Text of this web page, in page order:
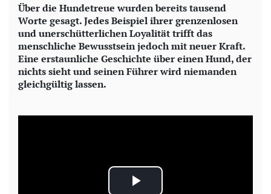
Über die Hundetreue wurden bereits tausend
Worte gesagt. Jedes Beispiel ihrer grenzenlosen
und unerschütterlichen Loyalität trifft das
menschliche Bewusstsein jedoch mit neuer Kraft.
Eine erstaunliche Geschichte über einen Hund, der
nichts sieht und seinen Führer wird niemanden
gleichgültig lassen.